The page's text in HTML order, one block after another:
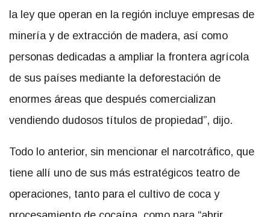
la ley que operan en la región incluye empresas de
minería y de extracción de madera, así como
personas dedicadas a ampliar la frontera agrícola
de sus países mediante la deforestación de
enormes áreas que después comercializan
vendiendo dudosos títulos de propiedad”, dijo.
Todo lo anterior, sin mencionar el narcotráfico, que
tiene allí uno de sus más estratégicos teatro de
operaciones, tanto para el cultivo de coca y